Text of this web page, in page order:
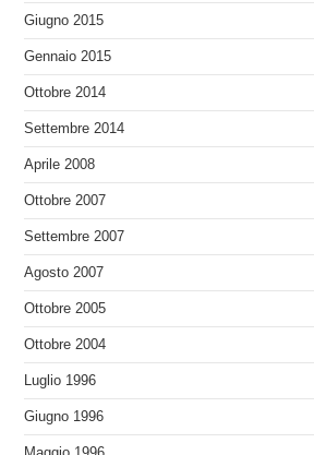
Giugno 2015
Gennaio 2015
Ottobre 2014
Settembre 2014
Aprile 2008
Ottobre 2007
Settembre 2007
Agosto 2007
Ottobre 2005
Ottobre 2004
Luglio 1996
Giugno 1996